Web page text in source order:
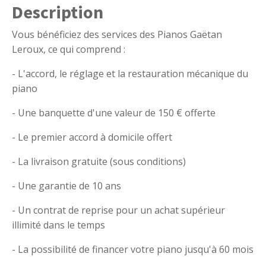
Description
Vous bénéficiez des services des Pianos Gaëtan
Leroux, ce qui comprend :
- L'accord, le réglage et la restauration mécanique du
piano
- Une banquette d'une valeur de 150 € offerte
- Le premier accord à domicile offert
- La livraison gratuite (sous conditions)
- Une garantie de 10 ans
- Un contrat de reprise pour un achat supérieur
illimité dans le temps
- La possibilité de financer votre piano jusqu'à 60 mois